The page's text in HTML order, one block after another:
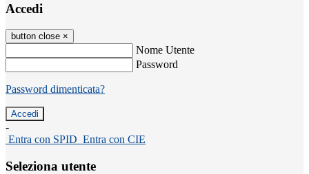
Accedi
button close ×
Nome Utente
Password
Password dimenticata?
-
Entra con SPID Entra con CIE
Seleziona utente